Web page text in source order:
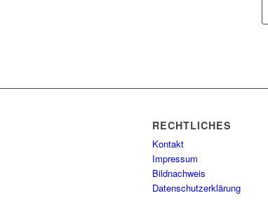
RECHTLICHES
Kontakt
Impressum
Bildnachweis
Datenschutzerklärung